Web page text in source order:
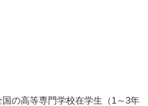
の高等専門学校在学生（1～3年